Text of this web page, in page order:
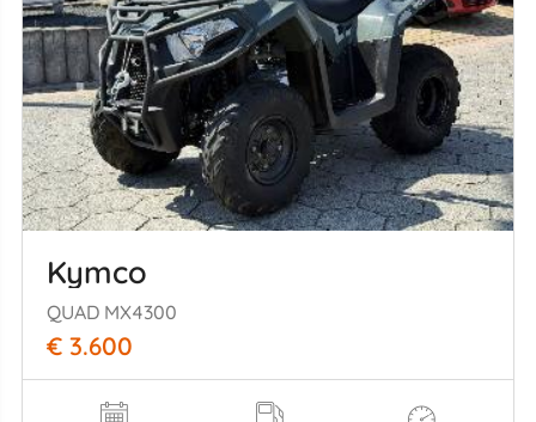
Kymco
QUAD MX4300
€ 3.600